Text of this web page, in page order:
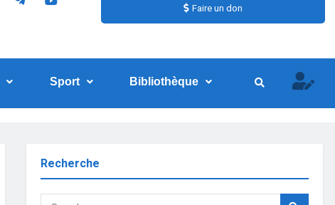
Faire un don
Sport Bibliothèque
Recherche